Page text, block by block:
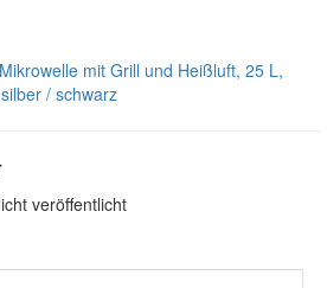
mit Grill und Heißluft, 25 L,
/ schwarz
veröffentlicht